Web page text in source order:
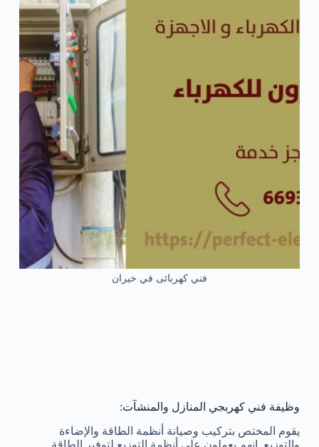
فني كهربائى في خيران
وظيفة فني كهربجي المنازل والمنشآت:
يقوم المختص بتركيب وصيانة أنظمة الطاقة والإضاءة
والتوزيع. إنهم يعملون على أنظمة التوزيع لتوفير الطاقة